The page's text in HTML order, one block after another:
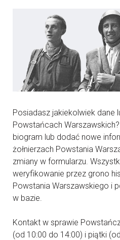
Posiadasz jakiekolwiek dane
Powstańcach
biogram lub dodać nowe
żołnierzach Powstania
zmiany w formularzu.
weryfikowanie przez grono
Powstania Warszawskiego i
w bazie.
Kontakt w sprawie
(od 10:00 do 14:00) i piątki